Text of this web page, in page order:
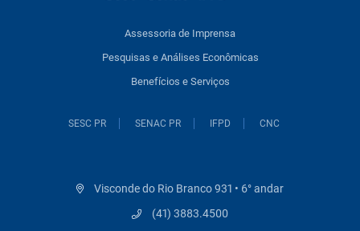
Assessoria de Imprensa
Pesquisas e Análises Econômicas
Benefícios e Serviços
SESC PR SENAC PR IFPD CNC
Visconde do Rio Branco 931 • 6° andar
(41) 3883.4500